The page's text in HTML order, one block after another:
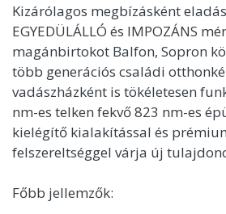
Kizárólagos megbízásként
EGYEDÜLÁLLÓ és IMPOZÁNS
magánbirtokot Balfon, Sopron
több generációs családi
vadászházként is tökéletesen
nm-es telken fekvő 823 nm-es
kielégítő kialakítással és
felszereltséggel várja új
Főbb jellemzők: